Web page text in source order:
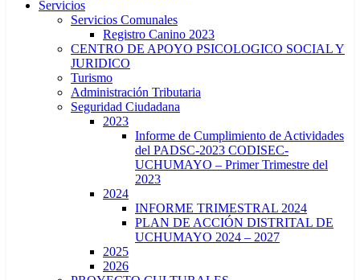
Servicios
Servicios Comunales
Registro Canino 2023
CENTRO DE APOYO PSICOLOGICO SOCIAL Y
JURIDICO
Turismo
Administración Tributaria
Seguridad Ciudadana
2023
Informe de Cumplimiento de Actividades
del PADSC-2023 CODISEC-
UCHUMAYO – Primer Trimestre del
2023
2024
INFORME TRIMESTRAL 2024
PLAN DE ACCIÓN DISTRITAL DE
UCHUMAYO 2024 – 2027
2025
2026